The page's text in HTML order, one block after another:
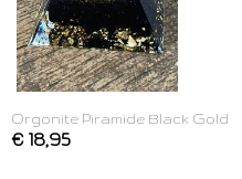
Orgonite Piramide Black Gold
€ 18,95